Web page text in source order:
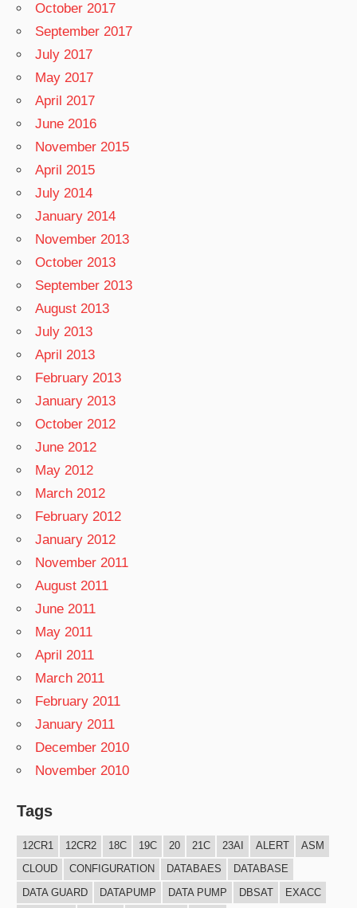
October 2017
September 2017
July 2017
May 2017
April 2017
June 2016
November 2015
April 2015
July 2014
January 2014
November 2013
October 2013
September 2013
August 2013
July 2013
April 2013
February 2013
January 2013
October 2012
June 2012
May 2012
March 2012
February 2012
January 2012
November 2011
August 2011
June 2011
May 2011
April 2011
March 2011
February 2011
January 2011
December 2010
November 2010
Tags
12CR1 12CR2 18C 19C 20 21C 23AI ALERT
ASM
CLOUD
CONFIGURATION DATABAES
DATABASE
DATA GUARD
DATAPUMP DATA PUMP DBSAT EXACC